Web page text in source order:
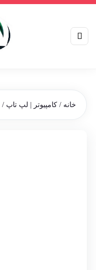
خانه / کامپیوتر | لپ تاپ /